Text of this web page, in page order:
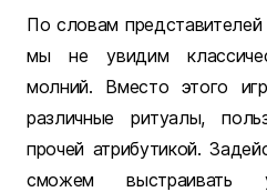
По словам представителей
мы не увидим
молний. Вместо этого
различные ритуалы,
прочей атрибутикой.
сможем выстраивать